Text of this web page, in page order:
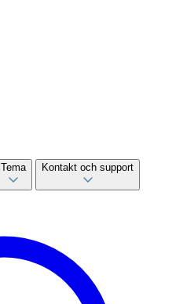
Tema Kontakt och support